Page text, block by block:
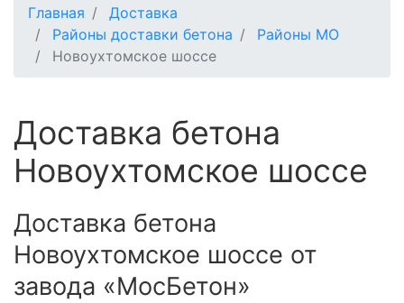
Главная
Доставка
Районы доставки бетона
Районы МО
Новоухтомское шоссе
Доставка бетона
Новоухтомское шоссе
Доставка бетона
Новоухтомское шоссе от
завода «МосБетон»